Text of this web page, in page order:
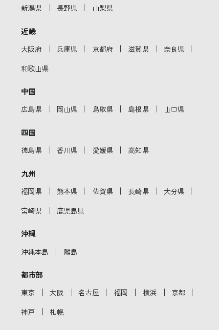
新潟県 ｜ 長野県 ｜ 山梨県
近畿
大阪府 ｜ 兵庫県 ｜ 京都府 ｜ 滋賀県 ｜ 奈良県 ｜
和歌山県
中国
広島県 ｜ 岡山県 ｜ 鳥取県 ｜ 島根県 ｜ 山口県
四国
徳島県 ｜ 香川県 ｜ 愛媛県 ｜ 高知県
九州
福岡県 ｜ 熊本県 ｜ 佐賀県 ｜ 長崎県 ｜ 大分県 ｜
宮崎県 ｜ 鹿児島県
沖縄
沖縄本島 ｜ 離島
都市部
東京 ｜ 大阪 ｜ 名古屋 ｜ 福岡 ｜ 横浜 ｜ 京都 ｜
神戸 ｜ 札幌